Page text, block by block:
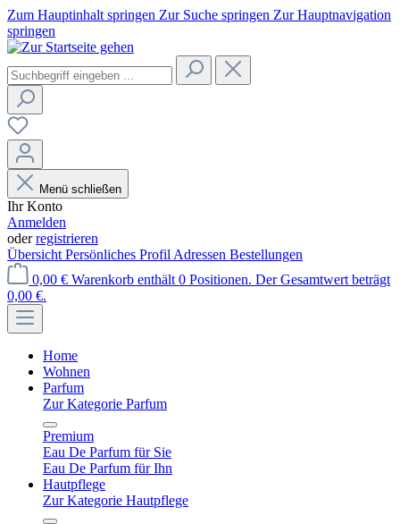
Zum Hauptinhalt springen Zur Suche springen Zur Hauptnavigation
springen
Menü schließen
Ihr Konto
Anmelden
oderregistrieren
Übersicht Persönliches Profil Adressen Bestellungen
0,00 € Warenkorb enthält 0 Positionen. Der Gesamtwert beträgt
0,00 €.
Home
Wohnen
Parfum
Zur Kategorie Parfum
Premium
Eau De Parfum für Sie
Eau De Parfum für Ihn
Hautpflege
Zur Kategorie Hautpflege